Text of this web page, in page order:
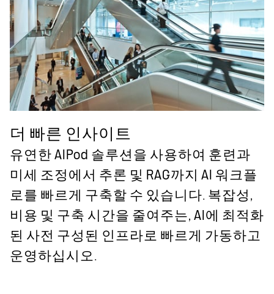
더 빠른 인사이트
유연한 AIPod 솔루션을 사용하여 훈련과
미세 조정에서 추론 및 RAG까지 AI 워크플
로를 빠르게 구축할 수 있습니다. 복잡성,
비용 및 구축 시간을 줄여주는, AI에 최적화
된 사전 구성된 인프라로 빠르게 가동하고
운영하십시오.